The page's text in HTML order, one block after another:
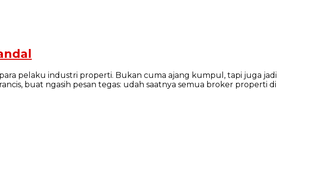
pelaku industri properti. Bukan cuma ajang kumpul, tapi juga jadi
buat ngasih pesan tegas: udah saatnya semua broker properti di